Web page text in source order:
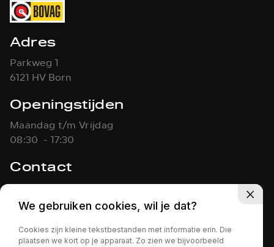
Adres
Parkweg 1
6121 HV Born
Openingstijden
Maandag t/m Vrijdag
08:30 - 17:30
Contact
046-4861451
info@koolen-autos.nl
Privacy policy
We gebruiken cookies, wil je dat?
Cookies zijn kleine tekstbestanden met informatie erin. Die
plaatsen we kort op je apparaat. Zo zien we bijvoorbeeld